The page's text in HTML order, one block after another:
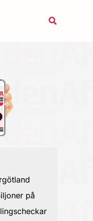
Sök
på